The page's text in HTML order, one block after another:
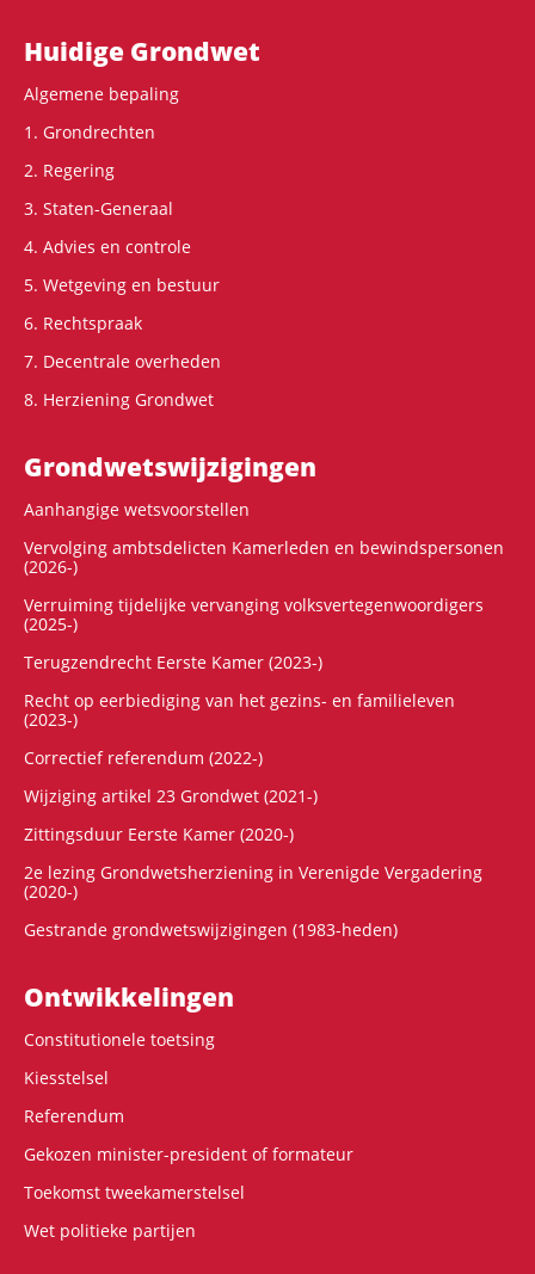
Hoofdnavigatie
Huidige Grondwet
Algemene bepaling
1. Grondrechten
2. Regering
3. Staten-Generaal
4. Advies en controle
5. Wetgeving en bestuur
6. Rechtspraak
7. Decentrale overheden
8. Herziening Grondwet
Grondwets­wijzigingen
Aanhangige wetsvoorstellen
Vervolging ambtsdelicten Kamerleden en bewindspersonen
(2026-)
Verruiming tijdelijke vervanging volksvertegenwoordigers
(2025-)
Terugzendrecht Eerste Kamer (2023-)
Recht op eerbiediging van het gezins- en familieleven
(2023-)
Correctief referendum (2022-)
Wijziging artikel 23 Grondwet (2021-)
Zittingsduur Eerste Kamer (2020-)
2e lezing Grondwetsherziening in Verenigde Vergadering
(2020-)
Gestrande grondwetswijzigingen (1983-heden)
Ontwikke­lingen
Constitutionele toetsing
Kiesstelsel
Referendum
Gekozen minister-president of formateur
Toekomst tweekamerstelsel
Wet politieke partijen